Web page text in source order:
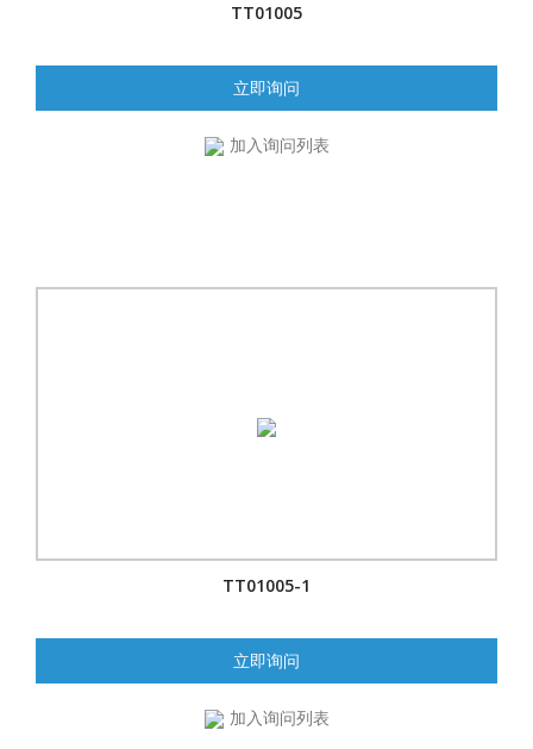
TT01005
立即询问
加入询问列表
TT01005-1
立即询问
加入询问列表